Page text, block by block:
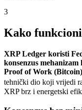
3
Kako
XRP Ledger koristi
konsenzus
Proof of Work
tehnički dio koji vrijedi
XRP brz i energetski